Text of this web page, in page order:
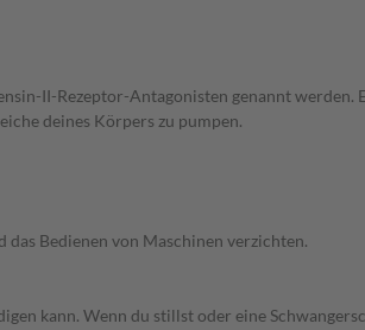
II-Rezeptor-Antagonisten genannt werden.
deines Körpers zu pumpen.
Bedienen von Maschinen verzichten.
kann. Wenn du stillst oder eine